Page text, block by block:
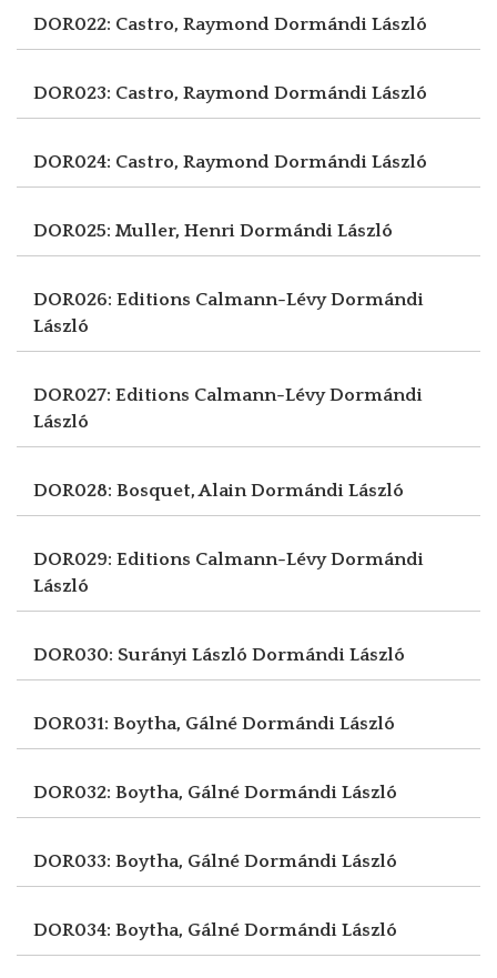
DOR022: Castro, Raymond Dormándi László
DOR023: Castro, Raymond Dormándi László
DOR024: Castro, Raymond Dormándi László
DOR025: Muller, Henri Dormándi László
DOR026: Editions Calmann-LévyDormándi
László
DOR027: Editions Calmann-LévyDormándi
László
DOR028: Bosquet, AlainDormándi László
DOR029: Editions Calmann-LévyDormándi
László
DOR030: Surányi László Dormándi László
DOR031: Boytha, Gálné Dormándi László
DOR032: Boytha, Gálné Dormándi László
DOR033: Boytha, Gálné Dormándi László
DOR034: Boytha, Gálné Dormándi László